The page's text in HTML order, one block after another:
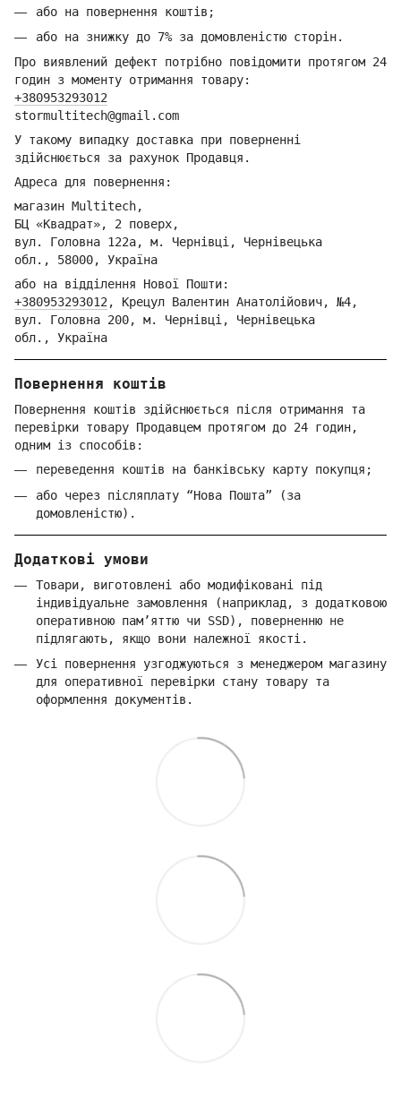
або на повернення коштів;
або на знижку до 7% за домовленістю сторін.
Про виявлений дефект потрібно повідомити протягом 24
годин з моменту отримання товару:
+380953293012
stormultitech@gmail.com
У такому випадку доставка при поверненні
здійснюється за рахунок Продавця.
Адреса для повернення:
магазин Multitech,
БЦ «Квадрат», 2 поверх,
вул. Головна 122а, м. Чернівці, Чернівецька
обл., 58000, Україна
або на відділення Нової Пошти:
+380953293012, Крецул Валентин Анатолійович, №4,
вул. Головна 200, м. Чернівці, Чернівецька
обл., Україна
Повернення коштів
Повернення коштів здійснюється після отримання та
перевірки товару Продавцем протягом до 24 годин,
одним із способів:
переведення коштів на банківську карту покупця;
або через післяплату “Нова Пошта” (за
домовленістю).
Додаткові умови
Товари, виготовлені або модифіковані під
індивідуальне замовлення (наприклад, з додатковою
оперативною пам’яттю чи SSD), поверненню не
підлягають, якщо вони належної якості.
Усі повернення узгоджуються з менеджером магазину
для оперативної перевірки стану товару та
оформлення документів.